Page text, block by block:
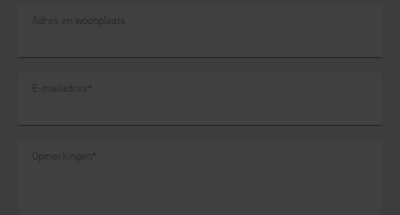
Adres en woonplaats
E-mailadres*
Opmerkingen *